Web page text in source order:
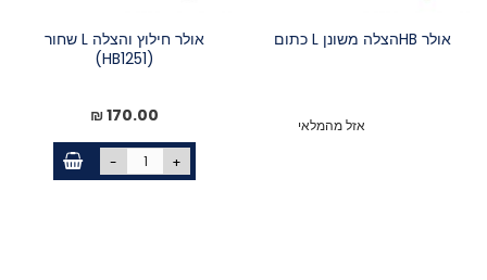
אולר HBהצלה משונן L כתום
אזל מהמלאי
אולר חילוץ והצלה L שחור
(HB1251)
170.00 ₪
- +